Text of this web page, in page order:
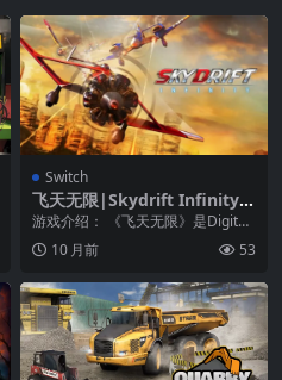
Switch
飞天无限|Skydrift Infinity中
文
游戏介绍： 《飞天无限》是Digital
Reality制作的一款飞行竞速游
戏，...10 月前 53